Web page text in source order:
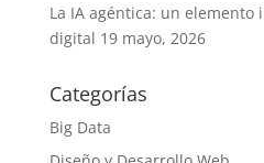
La IA agéntica: un elemento
digital 19 mayo, 2026
Categorías
Big Data